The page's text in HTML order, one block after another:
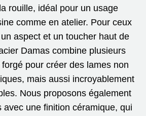
rouille, idéal pour un usage
comme en atelier. Pour ceux
aspect et un toucher haut de
Damas combine plusieurs
pour créer des lames non
mais aussi incroyablement
Nous proposons également
avec une finition céramique, qui